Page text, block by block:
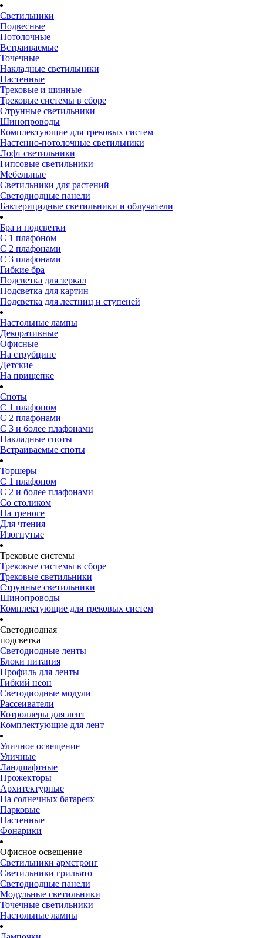
Светильники
Подвесные
Потолочные
Встраиваемые
Точечные
Накладные светильники
Настенные
Трековые и шинные
Трековые системы в сборе
Струнные светильники
Шинопроводы
Комплектующие для трековых систем
Настенно-потолочные светильники
Лофт светильники
Гипсовые светильники
Мебельные
Светильники для растений
Светодиодные панели
Бактерицидные светильники и облучатели
Бра и подсветки
С 1 плафоном
С 2 плафонами
С 3 плафонами
Гибкие бра
Подсветка для зеркал
Подсветка для картин
Подсветка для лестниц и ступеней
Настольные лампы
Декоративные
Офисные
На струбцине
Детские
На прищепке
Споты
С 1 плафоном
С 2 плафонами
С 3 и более плафонами
Накладные споты
Встраиваемые споты
Торшеры
С 1 плафоном
С 2 и более плафонами
Со столиком
На треноге
Для чтения
Изогнутые
Трековые системы
Трековые системы в сборе
Трековые светильники
Струнные светильники
Шинопроводы
Комплектующие для трековых систем
Светодиодная
подсветка
Светодиодные ленты
Блоки питания
Профиль для ленты
Гибкий неон
Светодиодные модули
Рассеиватели
Котроллеры для лент
Комплектующие для лент
Уличное освещение
Уличные
Ландшафтные
Прожекторы
Архитектурные
На солнечных батареях
Парковые
Настенные
Фонарики
Офисное освещение
Светильники армстронг
Светильники грильято
Светодиодные панели
Модульные светильники
Точечные светильники
Настольные лампы